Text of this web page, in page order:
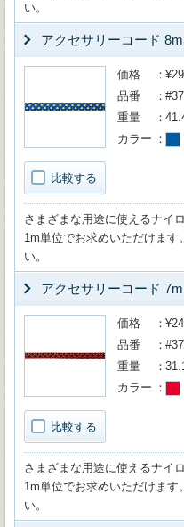
い。
アクセサリーコード
比較する
価格
品番
重量
カラー
さまざまな用途に使えるナイ
1m単位でお求めいただけます
い。
アクセサリーコード
比較する
価格
品番
重量
カラー
さまざまな用途に使えるナイ
1m単位でお求めいただけます
い。